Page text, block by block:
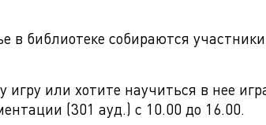
в библиотеке собираются
игру или хотите научиться в нее
(301 ауд.) с 10.00 до 16.00.